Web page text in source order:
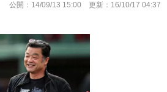
公開： 14/09/13 15:00 更新： 16/10/17 04:37